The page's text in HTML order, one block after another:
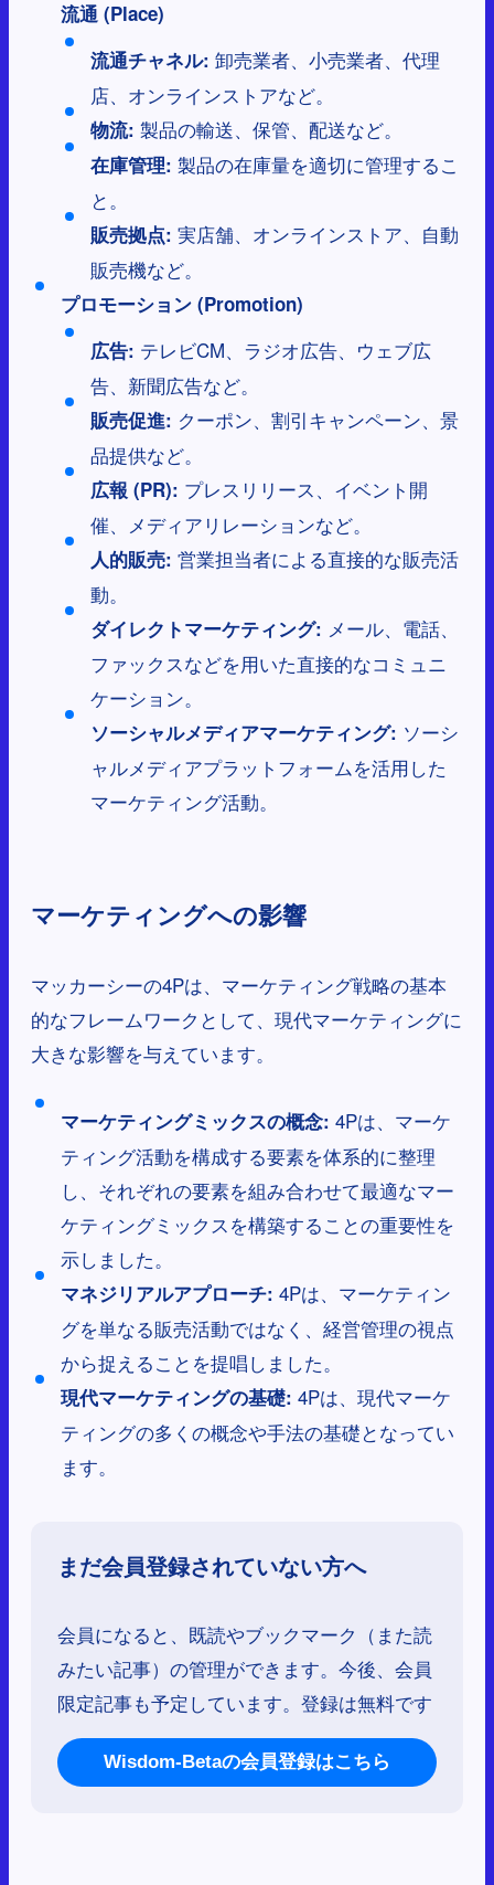
流通 (Place)
流通チャネル: 卸売業者、小売業者、代理
店、オンラインストアなど。
物流: 製品の輸送、保管、配送など。
在庫管理: 製品の在庫量を適切に管理するこ
と。
販売拠点: 実店舗、オンラインストア、自動
販売機など。
プロモーション (Promotion)
広告: テレビCM、ラジオ広告、ウェブ広
告、新聞広告など。
販売促進: クーポン、割引キャンペーン、景
品提供など。
広報 (PR): プレスリリース、イベント開
催、メディアリレーションなど。
人的販売: 営業担当者による直接的な販売活
動。
ダイレクトマーケティング: メール、電話、
ファックスなどを用いた直接的なコミュニ
ケーション。
ソーシャルメディアマーケティング: ソーシ
ャルメディアプラットフォームを活用した
マーケティング活動。
マーケティングへの影響
マッカーシーの4Pは、マーケティング戦略の基本
的なフレームワークとして、現代マーケティングに
大きな影響を与えています。
マーケティングミックスの概念: 4Pは、マーケ
ティング活動を構成する要素を体系的に整理
し、それぞれの要素を組み合わせて最適なマー
ケティングミックスを構築することの重要性を
示しました。
マネジリアルアプローチ: 4Pは、マーケティン
グを単なる販売活動ではなく、経営管理の視点
から捉えることを提唱しました。
現代マーケティングの基礎: 4Pは、現代マーケ
ティングの多くの概念や手法の基礎となってい
ます。
まだ会員登録されていない方へ
会員になると、既読やブックマーク（また読
みたい記事）の管理ができます。今後、会員
限定記事も予定しています。登録は無料です
Wisdom-Betaの会員登録はこちら